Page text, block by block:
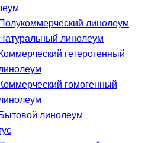
линолеум
линолеум
гетерогенный
гомогенный
линолеум